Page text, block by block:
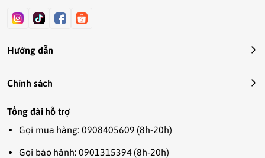
Hướng dẫn
Chính sách
Tổng đài hỗ trợ
Gọi mua hàng: 0908405609 (8h-20h)
Gọi bảo hành: 0901315394 (8h-20h)